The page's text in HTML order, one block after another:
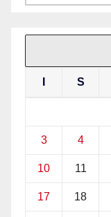
S
3 4
10 11
17 18